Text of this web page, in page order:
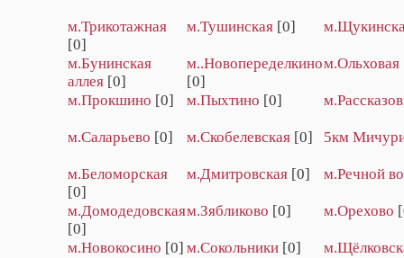
м.Трикотажная
[0]
м.Тушинская [0]
м.Бунинская
аллея [0]
м..Новопеределкино
[0]
м.Ольховая
м.Прокшино [0] м.Пыхтино [0]
м.Саларьево [0] м.Скобелевская [0] 5км
м.Беломорская
[0]
м.Дмитровская [0] м.Речной
м.Домодедовская
[0]
м.Зябликово [0] м.Орехово
м.Новокосино [0] м.Сокольники [0]